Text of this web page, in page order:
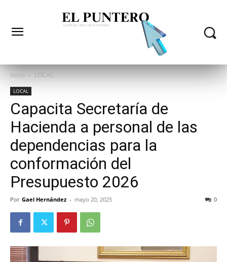
Inicio LOCAL
LOCAL
Capacita Secretaría de
Hacienda a personal de las
dependencias para la
conformación del
Presupuesto 2026
Por Gael Hernández - mayo 20, 2025 0